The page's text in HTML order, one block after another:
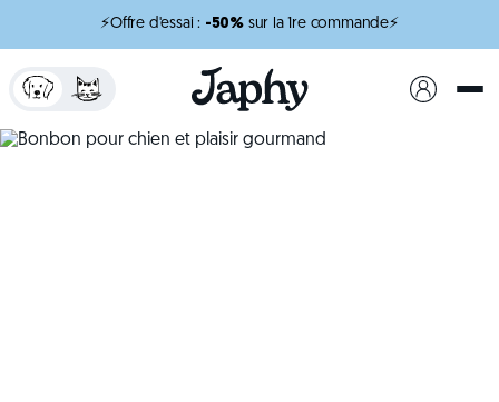
⚡Offre d'essai : -50% sur la 1re commande⚡